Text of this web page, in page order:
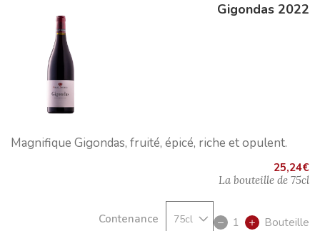
Gigondas 2022
Magnifique Gigondas, fruité, épicé, riche et opulent.
25,24€
La bouteille de 75cl
Contenance 1 Bouteille